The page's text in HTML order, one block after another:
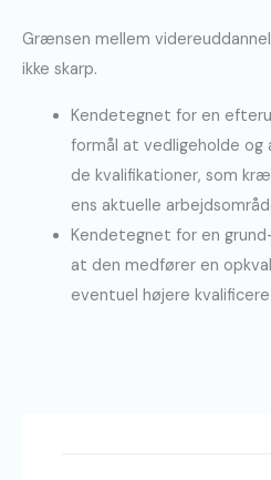
Grænsen mellem
ikke skarp.
Kendetegnet for en
formål at vedligeholde og
de kvalifikationer, som
ens aktuelle
Kendetegnet for en
at den medfører en
eventuel højere